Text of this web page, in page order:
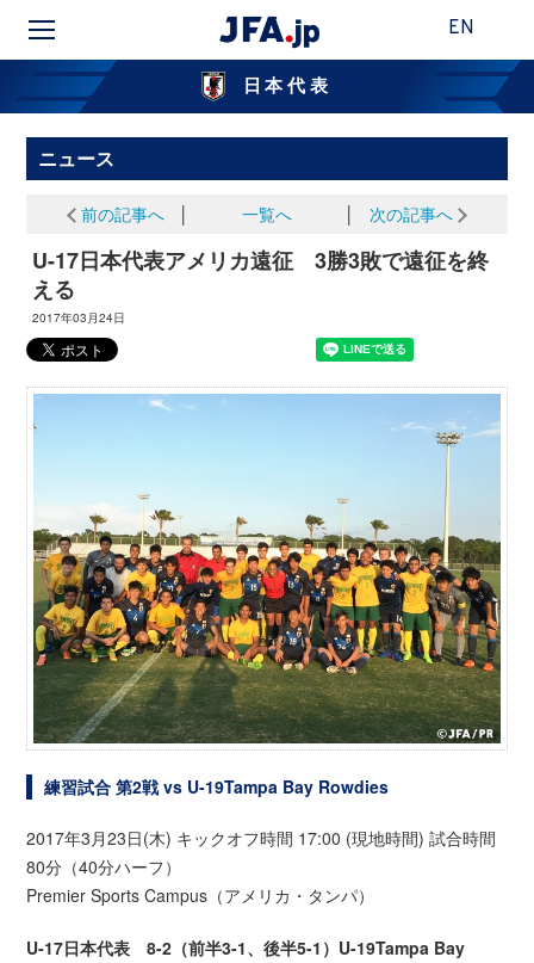
EN
日本代表
ニュース
前の記事へ 一覧へ 次の記事へ
U-17日本代表アメリカ遠征 3勝3敗で遠征を終
える
2017年03月24日
練習試合 第2戦 vs U-19Tampa Bay Rowdies
2017年3月23日(木) キックオフ時間 17:00 (現地時間) 試合時間
80分（40分ハーフ）
Premier Sports Campus（アメリカ・タンパ）
U-17日本代表 8-2（前半3-1、後半5-1）U-19Tampa Bay